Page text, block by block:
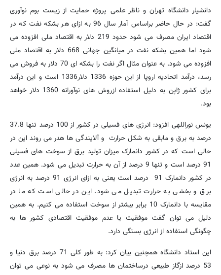
دانشیار دانشگاه تهران و ناظر علمی پروژه حمایت از زیست بوم نوآوری
گفت: در حال حاضر براساس آمار سال 96 به ازای هر بشکه نفت که در
اقتصاد ایران مصرف می شود حدود 219 دلار به اقتصاد ملی افزوده می
شود اما همین بشکه نفت در میانگین جهانی 668 دلار به اقتصاد ملی
افزوده می شود. به عنوان مثال اگر نفت را بشکه ای 70 دلار به فروش می
رسد، درآمد اتحادیه اروپا از این حوزه 1336 دلار1336 است و این درآمد
برای کشور ژاپن به دلیل استفاده ازروش های نوآورانه 1360 دلار خواهد
بود.
یونس نوراللهی افزود: انرژی های فسیلی در کشور از 100 درصد تنها 37.8
درصد به برق و مابقی به شکل حرارت و آلایندگی ها هدر می روند این در
حالی است که در کشور دانمارک میزان تولید برق از سوخت های فسیلی
91 درصد است و تنها 9 درصد از آن به حرارت تبدیل می شود. همین عدد
در کشور دانمارک 91 درصد است یعنی به ازای انرژی 91 درصد به انرژی
برق و بخشی به حرارت تبدیل می شود. این در حالی است که ما در
مقایسه با دانمارک 10 برابر بیشتر از سوخت استفاده می کنیم. به همین
دلیل می توان گفت موفقیت یا عدم موفقیت اقتصادی کشور ها به
چگونگی استفاده از انرژی بستگی دارد.
این استاد دانشگاه همچنین بیان کرد: به طور کلی 71 درصد برق دنیا و
53 درصد ازگاز طبیعی درساختمان ها مصرف می شود به نوعی می توان